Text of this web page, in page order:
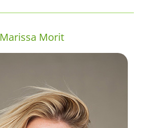
Marissa Morit